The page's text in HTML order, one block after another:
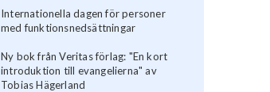
Internationella dagen för personer
med funktionsnedsättningar
Ny bok från Veritas förlag: "En kort
introduktion till evangelierna" av
Tobias Hägerland